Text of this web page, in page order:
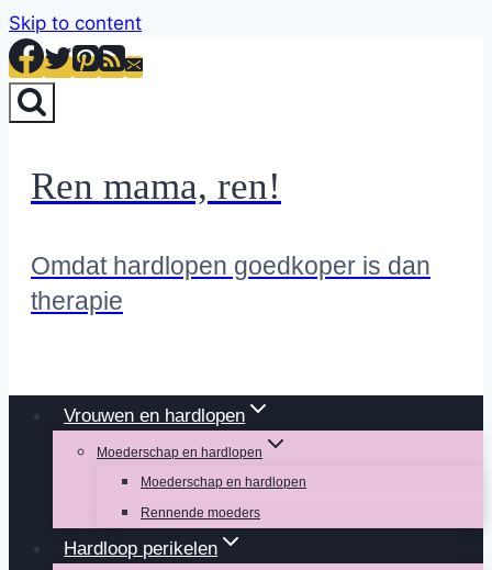
Skip to content
Ren mama, ren!
Omdat hardlopen goedkoper is dan
therapie
Vrouwen en hardlopen
Moederschap en hardlopen
Moederschap en hardlopen
Rennende moeders
Hardloop perikelen